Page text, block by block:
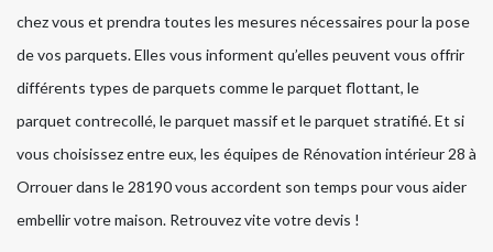
chez vous et prendra toutes les mesures nécessaires pour la pose
de vos parquets. Elles vous informent qu’elles peuvent vous offrir
différents types de parquets comme le parquet flottant, le
parquet contrecollé, le parquet massif et le parquet stratifié. Et si
vous choisissez entre eux, les équipes de Rénovation intérieur 28 à
Orrouer dans le 28190 vous accordent son temps pour vous aider
embellir votre maison. Retrouvez vite votre devis !